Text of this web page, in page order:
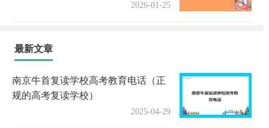
2026-01-25
最新文章
南京牛首复读学校高考教育电话（正
规的高考复读学校）
2025-04-29